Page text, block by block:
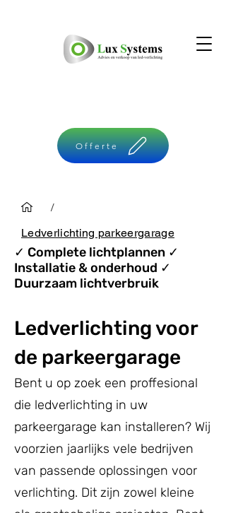
Offerte
/
Ledverlichting parkeergarage
✓ Complete lichtplannen ✓
Installatie & onderhoud ✓
Duurzaam lichtverbruik
Ledverlichting voor
de parkeergarage
Bent u op zoek een proffesional
die ledverlichting in uw
parkeergarage kan installeren? Wij
voorzien jaarlijks vele bedrijven
van passende oplossingen voor
verlichting. Dit zijn zowel kleine